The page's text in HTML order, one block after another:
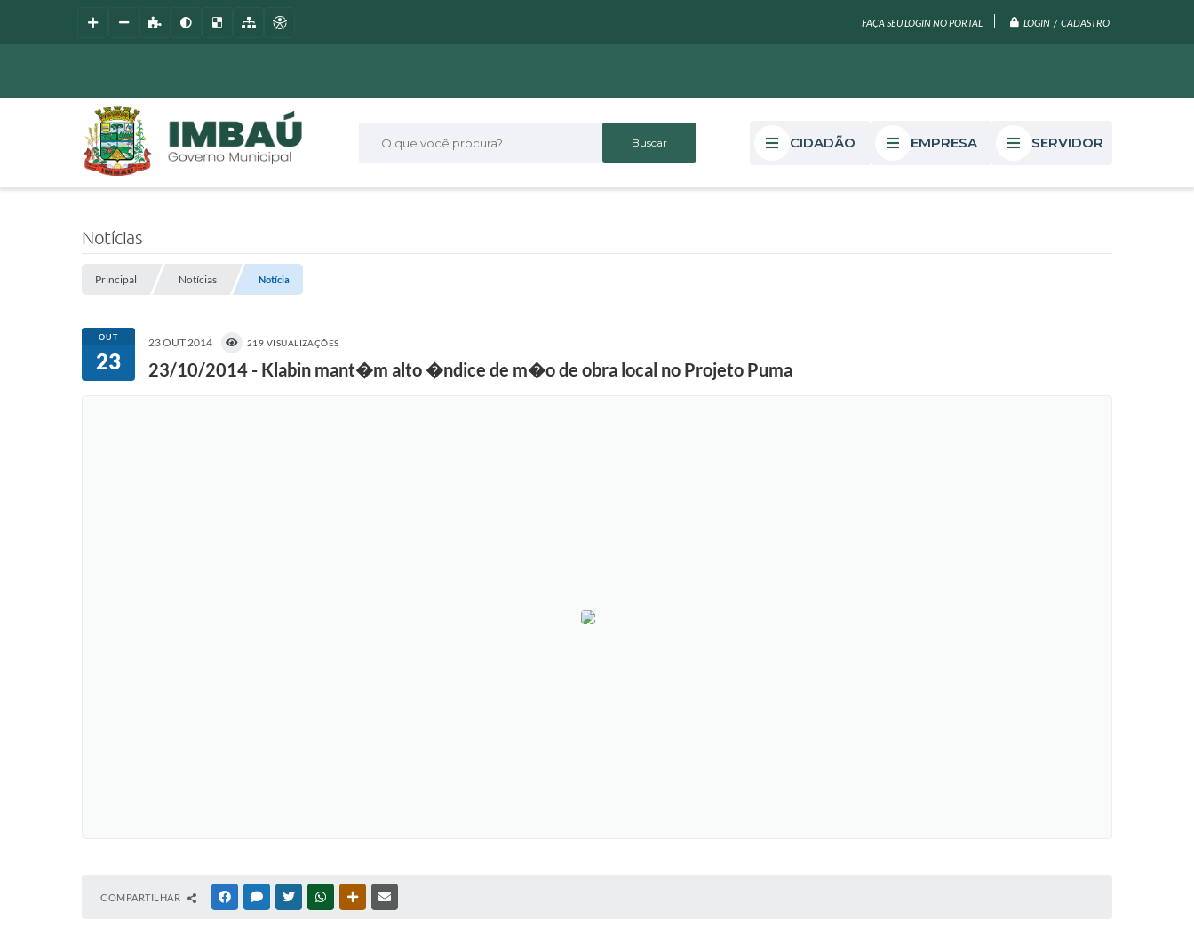
FAÇA SEU LOGIN NO PORTAL LOGIN / CADASTRO
O que você procura? CIDADÃO EMPRESA SERVIDOR
Notícias
Principal Notícias Notícia
OUT
23
23 OUT 2014 219 VISUALIZAÇÕES
23/10/2014 - Klabin mant�m alto �ndice de m�o de obra local no Projeto Puma
COMPARTILHAR FACEBOOKMESSENGER
TWITTERWHATSAPPOUTRAS MÍDIAS